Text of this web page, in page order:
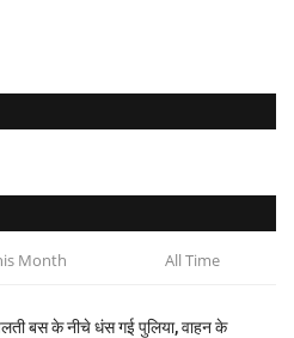
Month All Time
बस के नीचे धंस गई पुलिया, वाहन के